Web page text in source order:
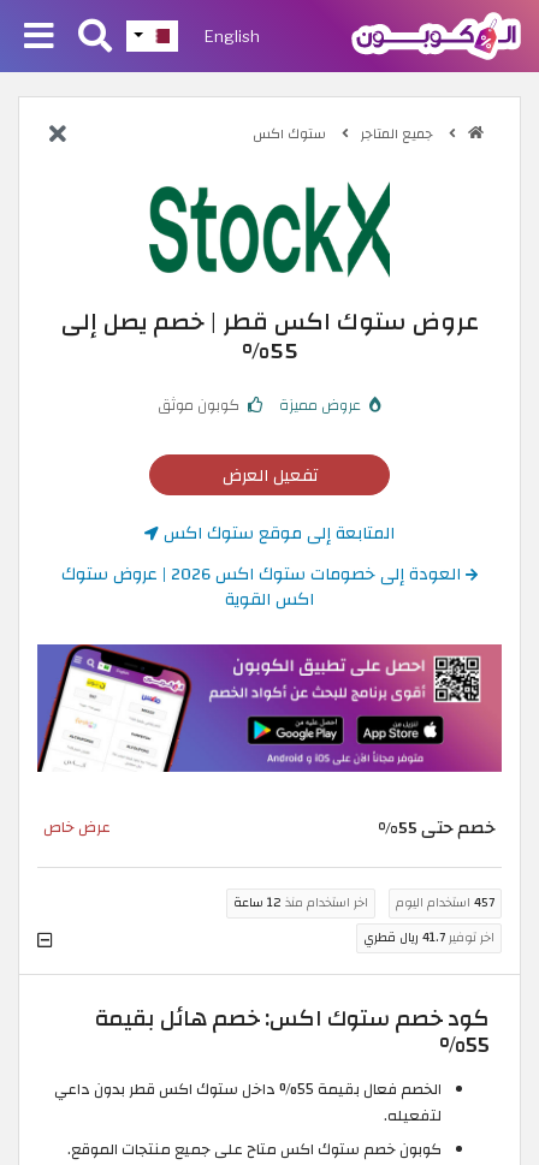
English
جميع المتاجر ستوك اكس
عروض ستوك اكس قطر | خصم يصل إلى
55%
عروض مميزة كوبون موثق
تفعيل العرض
المتابعة إلى موقع ستوك اكس
العودة إلى خصومات ستوك اكس 2026 | عروض ستوك
اكس القوية
خصم حتى 55% عرض خاص
457 استخدام اليوم اخر استخدام منذ 12 ساعة
اخر توفير41.7 ريال قطري
كود خصم ستوك اكس: خصم هائل بقيمة
55%
الخصم فعال بقيمة 55% داخل ستوك اكس قطر بدون داعي
لتفعيله.
كوبون خصم ستوك اكس متاح على جميع منتجات الموقع.